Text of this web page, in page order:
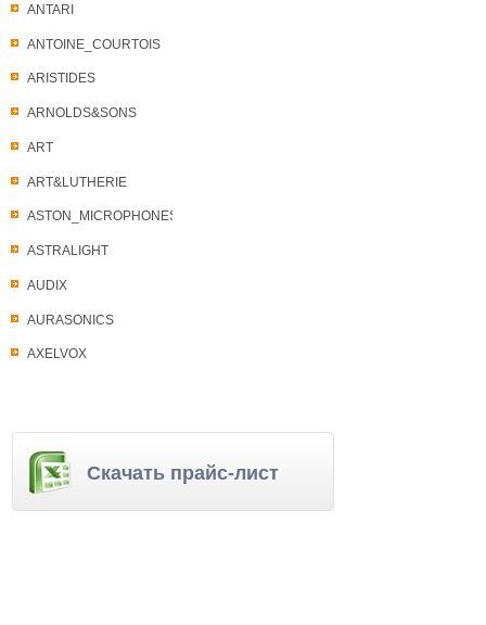
ANTARI
ANTOINE_COURTOIS
ARISTIDES
ARNOLDS&SONS
ART
ART&LUTHERIE
ASTON_MICROPHONES
ASTRALIGHT
AUDIX
AURASONICS
AXELVOX
Скачать прайс-лист